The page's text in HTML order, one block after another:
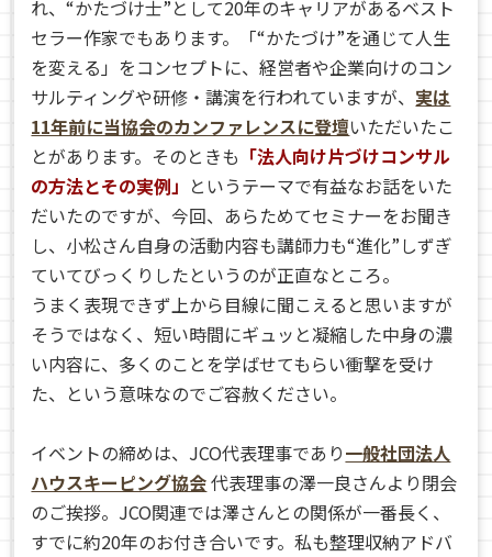
れ、“かたづけ士”として20年のキャリアがあるベスト
セラー作家でもあります。「“かたづけ”を通じて人生
を変える」をコンセプトに、経営者や企業向けのコン
サルティングや研修・講演を行われていますが、 実は
11年前に当協会のカンファレンスに登壇いただいたこ
とがあります。そのときも 「法人向け片づけコンサル
の方法とその実例」 というテーマで有益なお話をいた
だいたのですが、今回、あらためてセミナーをお聞き
し、小松さん自身の活動内容も講師力も“進化”しずぎ
ていてびっくりしたというのが正直なところ。
うまく表現できず上から目線に聞こえると思いますが
そうではなく、短い時間にギュッと凝縮した中身の濃
い内容に、多くのことを学ばせてもらい衝撃を受け
た、という意味なのでご容赦ください。
イベントの締めは、JCO代表理事であり一般社団法人
ハウスキーピング協会代表理事の澤一良さんより閉会
のご挨拶。JCO関連では澤さんとの関係が一番長く、
すでに約20年のお付き合いです。私も整理収納アドバ